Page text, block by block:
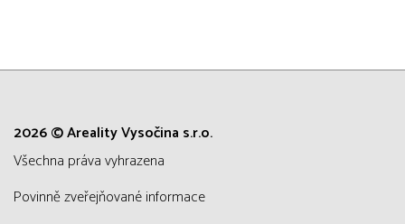
2026 © Areality Vysočina s.r.o.
všechna práva vyhrazena
Povinně zveřejňované informace